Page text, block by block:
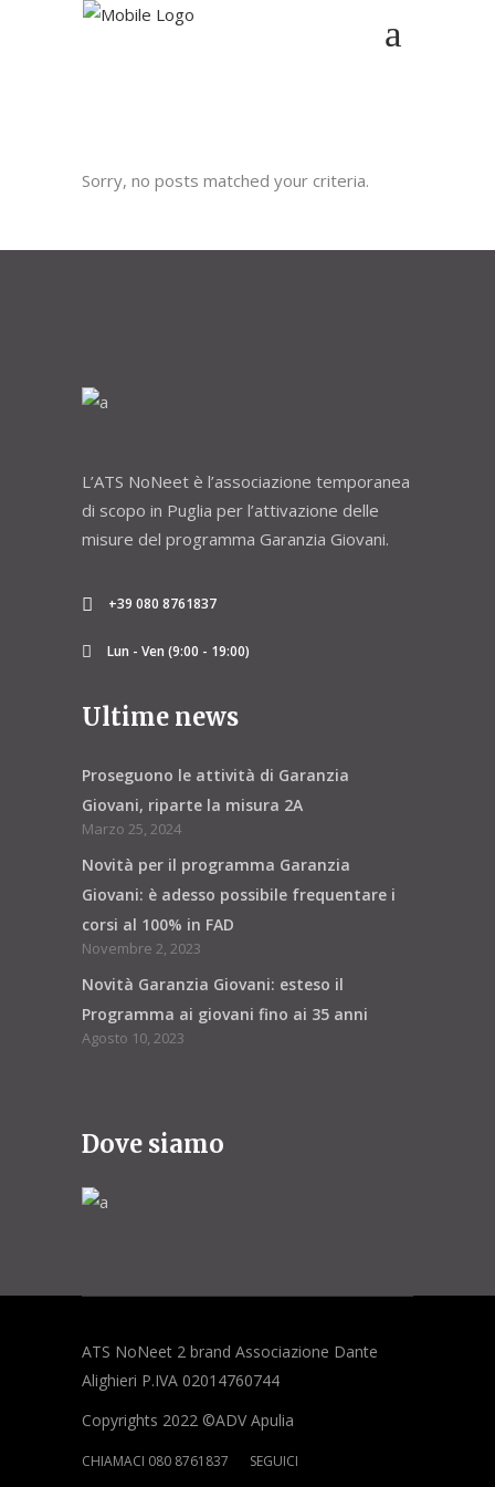
Sorry, no posts matched your criteria.
L’ATS NoNeet è l’associazione temporanea
di scopo in Puglia per l’attivazione delle
misure del programma Garanzia Giovani.
+39 080 8761837
Lun - Ven (9:00 - 19:00)
Ultime news
Proseguono le attività di Garanzia
Giovani, riparte la misura 2A
Marzo 25, 2024
Novità per il programma Garanzia
Giovani: è adesso possibile frequentare i
corsi al 100% in FAD
Novembre 2, 2023
Novità Garanzia Giovani: esteso il
Programma ai giovani fino ai 35 anni
Agosto 10, 2023
Dove siamo
ATS NoNeet 2 brand Associazione Dante
Alighieri P.IVA 02014760744
Copyrights 2022 ©ADV Apulia
CHIAMACI 080 8761837 SEGUICI